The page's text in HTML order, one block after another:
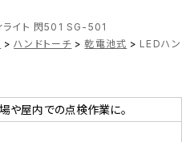
ライト 閃501 SG-501
> ハンドトーチ > 乾電池式 > LEDハン
や屋内での点検作業に。